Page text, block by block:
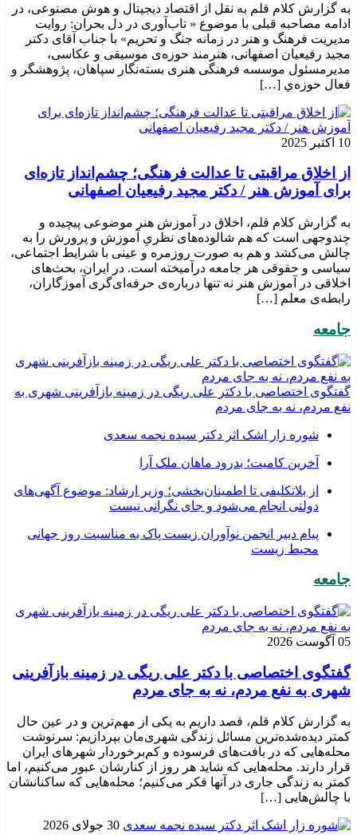
به گزارش کلام قلم به نقل از اقتصاد دیجیتال و هوش مصنوعی، در
ادامه مصاحبه قبلی با موضوع « تاب‌آوری در دل بحران: روایت
مدیریت فرهنگ و هنر در زمانه جنگ و تحریم» با جناب آقای دکتر
مجید رفیعیان اصفهانی، هنرمند حوزه‌ی موسیقی و عکاسی،
مدیرمسئول موسسه فرهنگی هنری بسته‌نگار سپاهان، پژوهشگر و
فعال حوزه‌ي‌ […]
10 اکتبر 2025
از اخلاق مراقبتی تا عدالت فرهنگی؛ چشم‌انداز تازه‌ای
برای آموزش هنر / دکتر مجید رفیعیان اصفهانی
به گزارش کلام قلم، اخلاق در آموزش هنر موضوعی پیچیده و
چندوجهی است که هم شالوده‌های نظریِ آموزش و پرورش را به
چالش می‌کشد و هم به صورت روزمره و عینی با شرایط اجتماعی،
سیاسی و حقوقی هر جامعه درآمیخته است‌. در ایران، بحث‌های
اخلاقی در آموزش هنر نه تنها درباره‌ی حرفه‌ای‌گری آموزگاران،
رابطه‌ی معلم […]
جامعه
گفتگوی اختصاصی با دکتر علی ریگی در زمینه بازآفرینی شهری به
نفع مردم، نه به جای مردم
شوره زار اشک اثر دکتر سیده نجمه سعدی
​آخرین کامیت؛ بدرود ماهان ملک آرا
از بلاتکلیفی تا اطمینان‌بخشی؛ وزیر ارشاد: موضوع آگهی‌های
دولتی انجام می‌شود و جای نگرانی نیست
پیام دبیر انجمن نوآوران زیست پاک به مناسبت روز جهانی
محیط زیست
جامعه
05 آگوست 2026
گفتگوی اختصاصی با دکتر علی ریگی در زمینه بازآفرینی
شهری به نفع مردم، نه به جای مردم
به گزارش کلام قلم، قصد داریم به یکی از مهم‌ترین و در عین حال
کمتر دیده‌شده‌ترین مسائل زندگی شهری‌مان بپردازیم: سرنوشت
محله‌هایی که در بافت‌های فرسوده و کم‌برخوردار شهرهای ایران
قرار دارند. محله‌هایی که شاید هر روز از کنارشان عبور می‌کنیم، اما
کمتر به زندگی جاری در آنها فکر می‌کنیم؛ محله‌هایی که ساکنانشان
با چالش‌هایی […]
30 جولای 2026